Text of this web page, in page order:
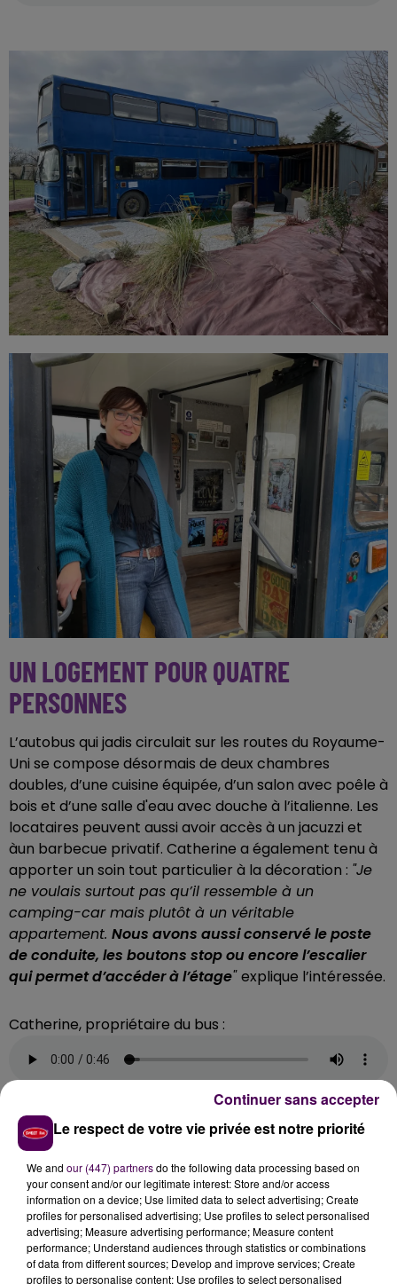
UN LOGEMENT POUR QUATRE
PERSONNES
L’autobus qui jadis circulait sur les routes du Royaume-
Uni se compose désormais de deux chambres
doubles, d’une cuisine équipée, d’un salon avec poêle à
bois et d’une salle d'eau avec douche à l’italienne. Les
locataires peuvent aussi avoir accès à un jacuzzi et
àun barbecue privatif. Catherine a également tenu à
apporter un soin tout particulier à la décoration : "Je
ne voulais surtout pas qu’il ressemble à un
camping-car mais plutôt à un véritable
appartement. Nous avons aussi conservé le poste
de conduite, les boutons stop ou encore l’escalier
qui permet d’accéder à l’étage"explique l’intéressée.
Catherine, propriétaire du bus :
Le respect de votre vie privée est notre priorité
We and our (447) partnersdo the following data processing based on
your consent and/or our legitimate interest: Store and/or access
information on a device; Use limited data to select advertising; Create
profiles for personalised advertising; Use profiles to select personalised
advertising; Measure advertising performance; Measure content
performance; Understand audiences through statistics or combinations
of data from different sources; Develop and improve services; Create
profiles to personalise content; Use profiles to select personalised
Continuer sans accepter